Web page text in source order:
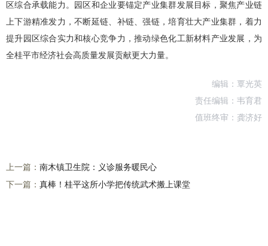
区综合承载能力。园区和企业要锚定产业集群发展目标，聚焦产业链
上下游精准发力，不断延链、补链、强链，培育壮大产业集群，着力
提升园区综合实力和核心竞争力，推动绿色化工新材料产业发展，为
全桂平市经济社会高质量发展贡献更大力量。
编辑：覃光英
责任编辑：韦育君
值班终审：龚济好
上一篇： 南木镇卫生院：义诊服务暖民心
下一篇： 真棒！桂平这所小学把传统武术搬上课堂